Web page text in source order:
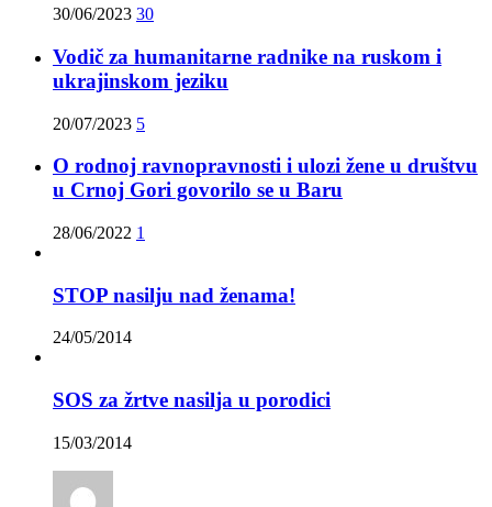
30/06/2023 30
Vodič za humanitarne radnike na ruskom i
ukrajinskom jeziku
20/07/2023 5
O rodnoj ravnopravnosti i ulozi žene u društvu
u Crnoj Gori govorilo se u Baru
28/06/2022 1
STOP nasilju nad ženama!
24/05/2014
SOS za žrtve nasilja u porodici
15/03/2014